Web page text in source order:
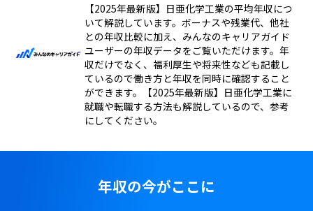
【2025年最新版】日亜化学工業の平均年収につ
いて解説しています。ボーナスや残業代、他社
との年収比較に加え、みんなのキャリアガイド
ユーザーの年収データをご覧いただけます。年
収だけでなく、福利厚生や将来性なども記載し
ているので働き方と年収を同時に確認すること
ができます。【2025年最新版】日亜化学工業に
就職や転職する方法も解説しているので、参考
にしてください。
年収の今がここに